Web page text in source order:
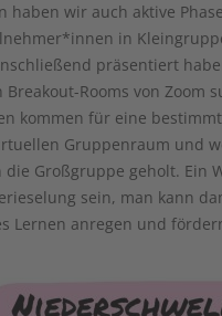
haben wir auch aktive
in
präsentiert
Rooms von Zoom
kommen für eine
Gruppenraum und
Großgruppe geholt. Ein
sein, man kann
Lernen anregen und